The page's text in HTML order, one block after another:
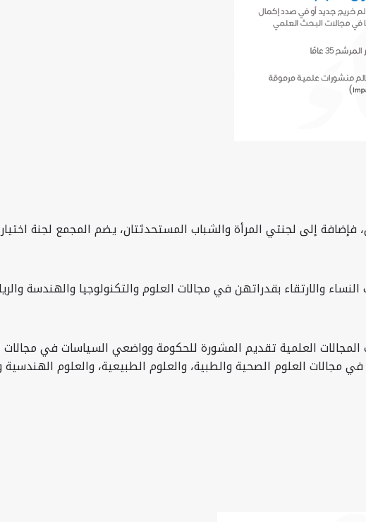
إلى لجنتي المرأة والشباب المستحدثتان، يضم المجمع لجنة اختيار
والارتقاء بقدراتهن في مجالات العلوم والتكنولوجيا والهندسة
العلمية تقديم المشورة للحكومة وواضعي السياسات في مجالات
العلوم الصحية والطبية، والعلوم الطبيعية، والعلوم الهندسية